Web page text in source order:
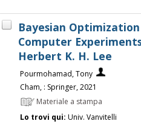
Bayesian
Computer
Herbert K. H. Lee
Pourmohamad, Tony
Cham, : Springer, 2021
Materiale a stampa
Lo trovi qui: Univ. Vanvitelli